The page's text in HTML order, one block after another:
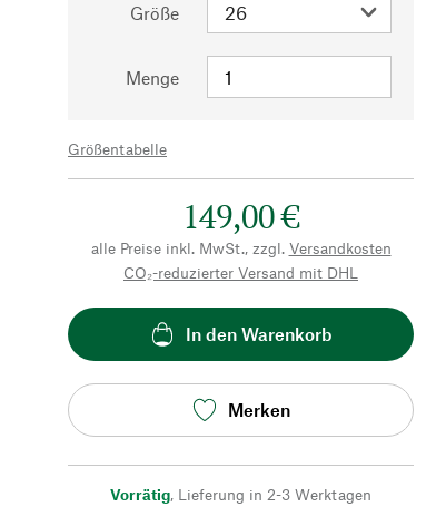
Größe
Menge
Größentabelle
149,00 €
alle Preise inkl. MwSt., zzgl. Versandkosten
CO₂-reduzierter Versand mit DHL
In den Warenkorb
Merken
Vorrätig, Lieferung in 2-3 Werktagen